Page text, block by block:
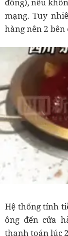
mạng. Tuy
hàng nên 2
Hệ thống tính
ông đến cửa
thanh toán lúc